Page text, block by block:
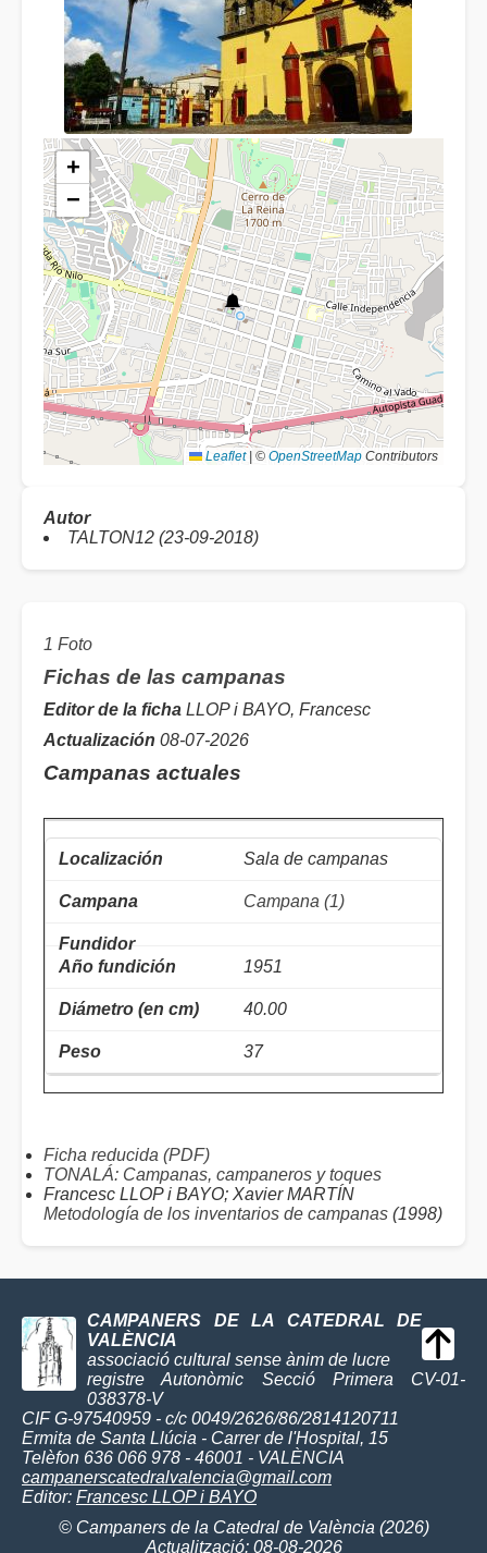
+
−
Leaflet © OpenStreetMap Contributors
Autor
TALTON12 (23-09-2018)
1 Foto
Fichas de las campanas
Editor de la ficha LLOP i BAYO, Francesc
Actualización 08-07-2026
Campanas actuales
Sala de campanas
Campana (1)
1951
40.00
37
Ficha reducida (PDF)
TONALÁ: Campanas, campaneros y toques
Francesc LLOP i BAYO; Xavier MARTÍN
Metodología de los inventarios de campanas (1998)
CAMPANERS DE LA CATEDRAL DE
VALÈNCIA
associació cultural sense ànim de lucre
registre Autonòmic Secció Primera CV-01-
038378-V
CIF G-97540959 - c/c 0049/2626/86/2814120711
Ermita de Santa Llúcia - Carrer de l'Hospital, 15
Telèfon 636 066 978 - 46001 - VALÈNCIA
campanerscatedralvalencia@gmail.com
Editor: Francesc LLOP i BAYO
© Campaners de la Catedral de València (2026)
Actualització: 08-08-2026